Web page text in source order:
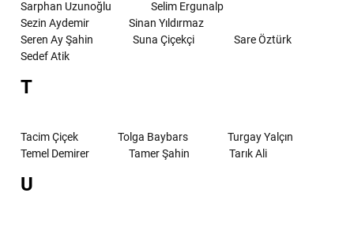
Sarphan Uzunoğlu
Selim Ergunalp
Sezin Aydemir
Sinan Yıldırmaz
Seren Ay Şahin
Suna Çiçekçi
Sare Öztürk
Sedef Atik
T
Tacim Çiçek Tolga Baybars
Turgay Yalçın
Temel Demirer
Tamer Şahin Tarık Ali
U